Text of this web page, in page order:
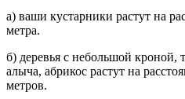
а) ваши кустарники растут на
метра.
б) деревья с небольшой кроной,
алыча, абрикос растут на
метров.